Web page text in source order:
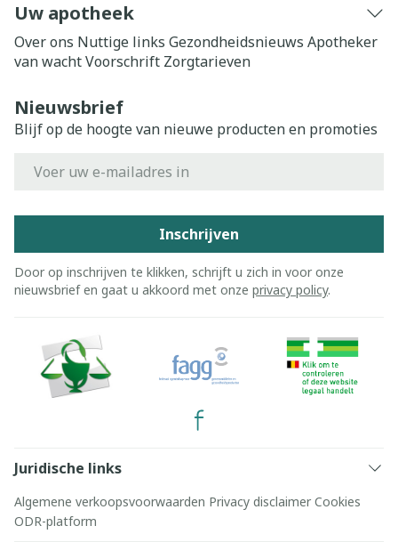
Uw apotheek
Over ons Nuttige links Gezondheidsnieuws Apotheker
van wachtVoorschrift Zorgtarieven
Nieuwsbrief
Blijf op de hoogte van nieuwe producten en promoties
Inschrijven
Door op inschrijven te klikken, schrijft u zich in voor onze
nieuwsbrief en gaat u akkoord met onze privacy policy.
Juridische links
Algemene verkoopsvoorwaarden Privacy disclaimer Cookies
ODR-platform